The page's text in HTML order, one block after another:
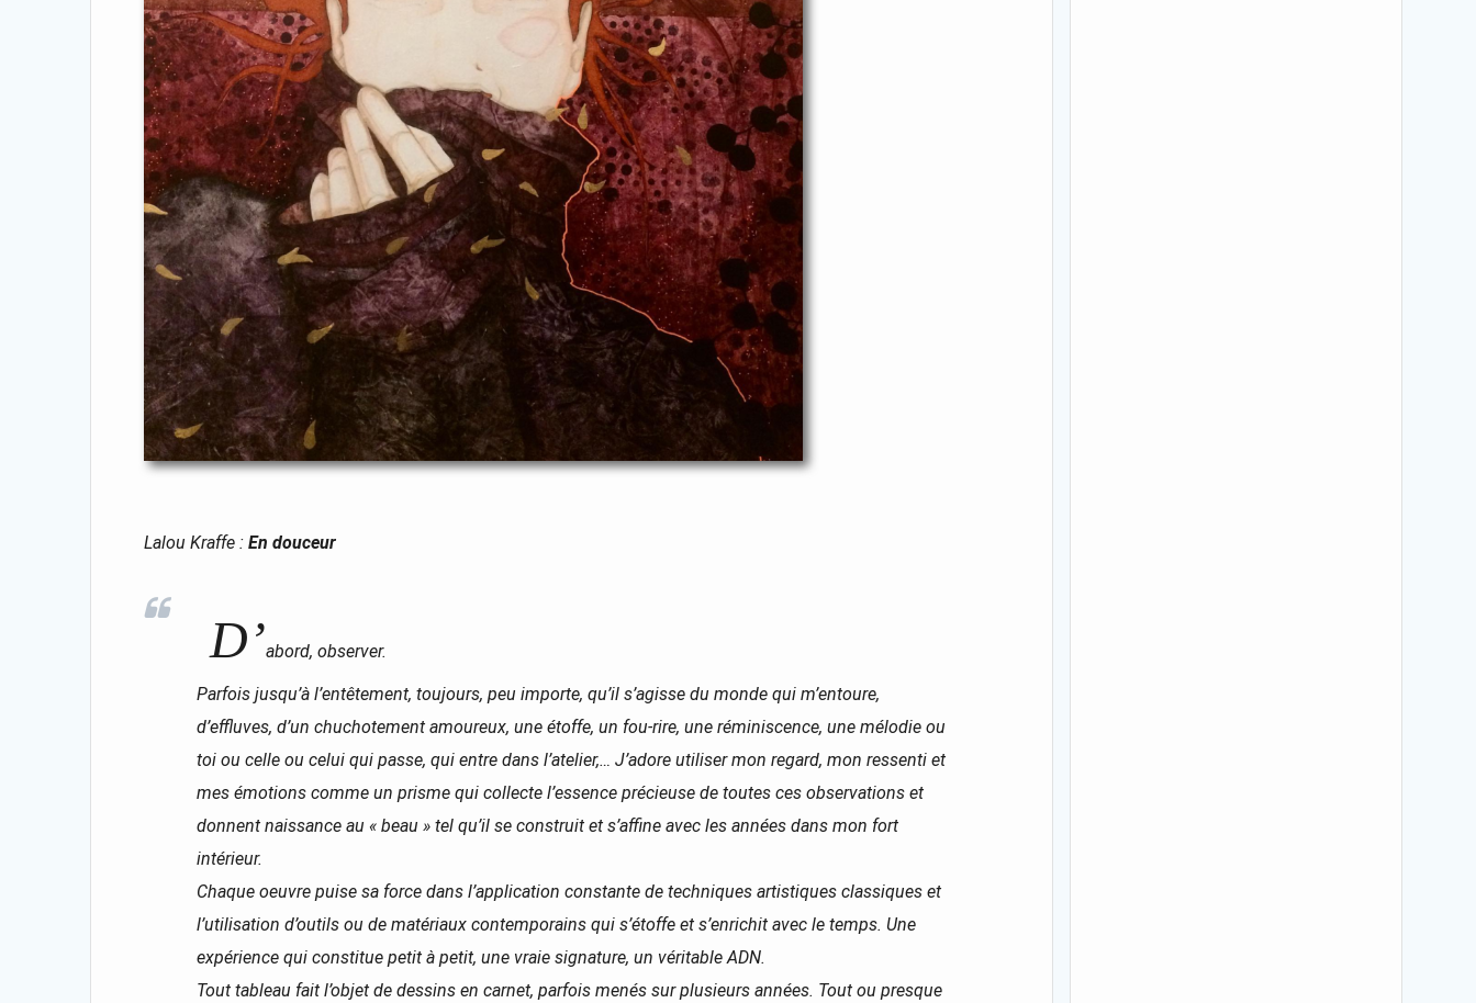
Lalou Kraffe :En douceur
D’abord, observer.
Parfois jusqu’à l’entêtement, toujours, peu importe, qu’il s’agisse du monde qui m’entoure,
d’effluves, d’un chuchotement amoureux, une étoffe, un fou-rire, une réminiscence, une mélodie ou
toi ou celle ou celui qui passe, qui entre dans l’atelier,… J’adore utiliser mon regard, mon ressenti et
mes émotions comme un prisme qui collecte l’essence précieuse de toutes ces observations et
donnent naissance au « beau » tel qu’il se construit et s’affine avec les années dans mon fort
intérieur.
Chaque oeuvre puise sa force dans l’application constante de techniques artistiques classiques et
l’utilisation d’outils ou de matériaux contemporains qui s’étoffe et s’enrichit avec le temps. Une
expérience qui constitue petit à petit, une vraie signature, un véritable ADN.
Tout tableau fait l’objet de dessins en carnet, parfois menés sur plusieurs années. Tout ou presque